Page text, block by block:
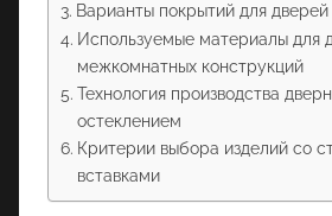
Варианты покрытий для
Используемые материалы для
межкомнатных конструкций
Технология производства
остеклением
Критерии выбора изделий со
вставками